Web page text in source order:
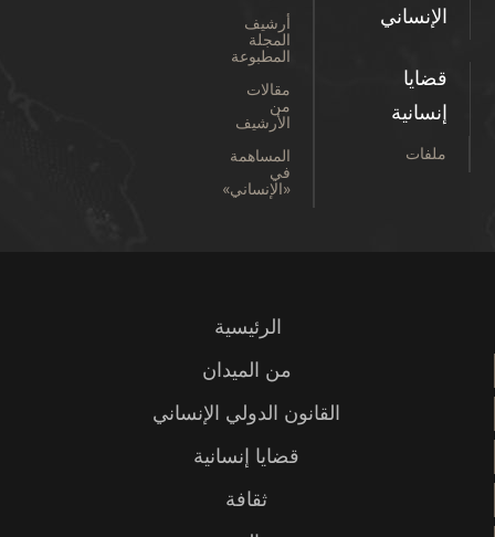
الإنساني
قضايا
إنسانية
ملفات
أرشيف
المجلة
المطبوعة
مقالات
من
الأرشيف
المساهمة
في
«الإنساني»
الرئيسية
من الميدان
القانون الدولي الإنساني
قضايا إنسانية
ثقافة